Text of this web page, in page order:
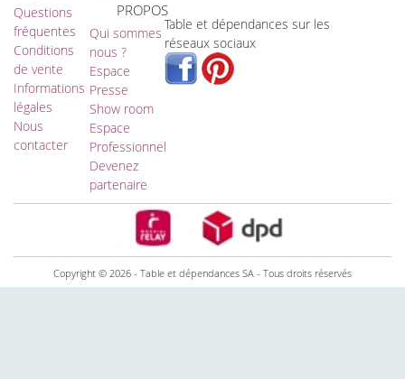
Questions
fréquentes
Conditions
de vente
Informations
légales
Nous
contacter
PROPOS
Qui sommes
nous ?
Espace
Presse
Show room
Espace
Professionnel
Devenez
partenaire
Table et dépendances sur les
réseaux sociaux
Copyright © 2026 - Table et dépendances SA - Tous droits réservés